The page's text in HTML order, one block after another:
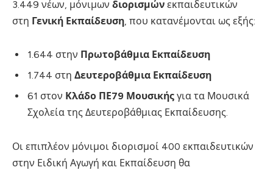
3.449 νέων, μόνιμων διορισμών εκπαιδευτικών
στη Γενική Εκπαίδευση , που κατανέμονται ως εξής:
1.644 στην Πρωτοβάθμια Εκπαίδευση
1.744 στη Δευτεροβάθμια Εκπαίδευση
61 στον Κλάδο ΠΕ79 Μουσικής για τα Μουσικά
Σχολεία της Δευτεροβάθμιας Εκπαίδευσης.
Οι επιπλέον μόνιμοι διορισμοί 400 εκπαιδευτικών
στην Ειδική Αγωγή και Εκπαίδευση θα